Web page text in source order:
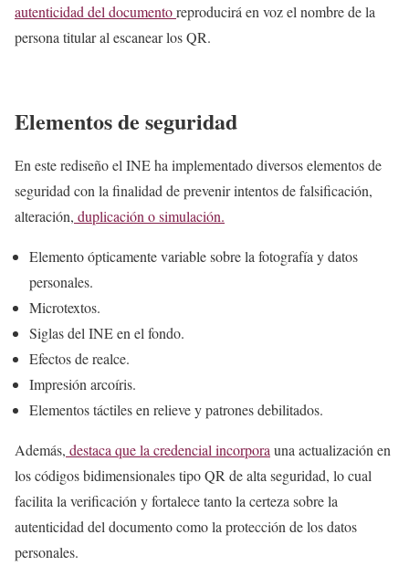
autenticidad del documentoreproducirá en voz el nombre de la
persona titular al escanear los QR.
Elementos de seguridad
En este rediseño el INE ha implementado diversos elementos de
seguridad con la finalidad de prevenir intentos de falsificación,
alteración, duplicación o simulación.
Elemento ópticamente variable sobre la fotografía y datos
personales.
Microtextos.
Siglas del INE en el fondo.
Efectos de realce.
Impresión arcoíris.
Elementos táctiles en relieve y patrones debilitados.
Además, destaca que la credencial incorpora una actualización en
los códigos bidimensionales tipo QR de alta seguridad, lo cual
facilita la verificación y fortalece tanto la certeza sobre la
autenticidad del documento como la protección de los datos
personales.